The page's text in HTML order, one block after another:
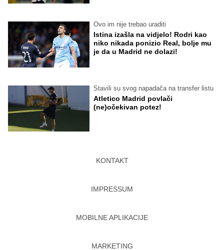
Ovo im nije trebao uraditi
Istina izašla na vidjelo! Rodri kao
niko nikada ponizio Real, bolje mu
je da u Madrid ne dolazi!
Stavili su svog napadača na transfer listu
Atletico Madrid povlači
(ne)očekivan potez!
KONTAKT
IMPRESSUM
MOBILNE APLIKACIJE
MARKETING